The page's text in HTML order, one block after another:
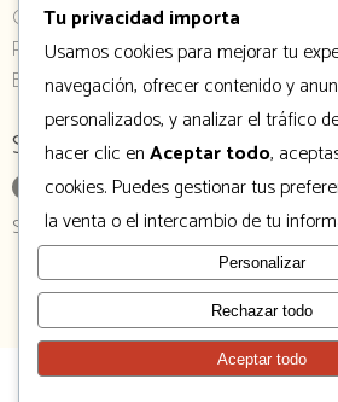
Gelería
Pago en línea
Eventos
Síguenos
Síguenos en nuestras redes sociales
Tu privacidad importa
Usamos cookies para mejorar tu
navegación, ofrecer contenido y
personalizados, y analizar el tráfico
hacer clic enAceptar todo,
cookies. Puedes gestionar tus
la venta o el intercambio de tu
Personalizar
Rechazar todo
Aceptar todo